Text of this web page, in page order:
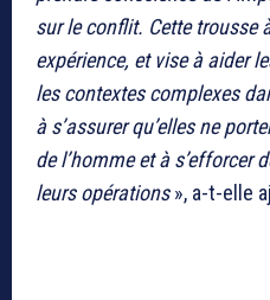
sur le conflit. Cette trousse
expérience, et vise à aider
les contextes complexes
à s’assurer qu’elles ne
de l’homme et à s’efforcer
leurs opérations», a-t-elle